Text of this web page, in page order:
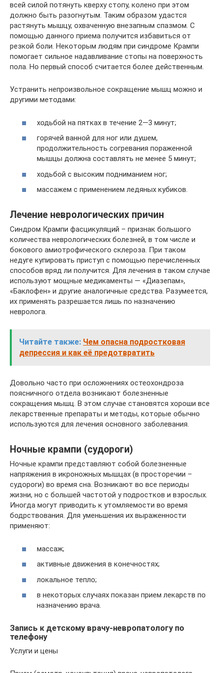
всей силой потянуть кверху стопу, колено при этом
должно быть разогнутым. Таким образом удастся
растянуть мышцу, охваченную внезапным спазмом. С
помощью данного приема получится избавиться от
резкой боли. Некоторым людям при синдроме Крампи
помогает сильное надавливание стопы на поверхность
пола. Но первый способ считается более действенным.
Устранить непроизвольное сокращение мышц можно и
другими методами:
ходьбой на пятках в течение 2—3 минут;
горячей ванной для ног или душем,
продолжительность согревания пораженной
мышцы должна составлять не менее 5 минут;
ходьбой с высоким подниманием ног;
массажем с применением ледяных кубиков.
Лечение неврологических причин
Синдром Крампи фасцикуляций – признак большого
количества неврологических болезней, в том числе и
бокового амиотрофического склероза. При таком
недуге купировать приступ с помощью перечисленных
способов вряд ли получится. Для лечения в таком случае
используют мощные медикаменты — «Диазепам»,
«Баклофен» и другие аналогичные средства. Разумеется,
их применять разрешается лишь по назначению
невролога.
Читайте также: Чем опасна подростковая
депрессия и как её предотвратить
Довольно часто при осложнениях остеохондроза
поясничного отдела возникают болезненные
сокращения мышц. В этом случае становятся хороши все
лекарственные препараты и методы, которые обычно
используются для лечения основного заболевания.
Ночные крампи (судороги)
Ночные крампи представляют собой болезненные
напряжения в икроножных мышцах (в просторечии –
судороги) во время сна. Возникают во все периоды
жизни, но с большей частотой у подростков и взрослых.
Иногда могут приводить к утомляемости во время
бодрствования. Для уменьшения их выраженности
применяют:
массаж;
активные движения в конечностях;
локальное тепло;
в некоторых случаях показан прием лекарств по
назначению врача.
Запись к детскому врачу-невропатологу по
телефону
Услуги и цены